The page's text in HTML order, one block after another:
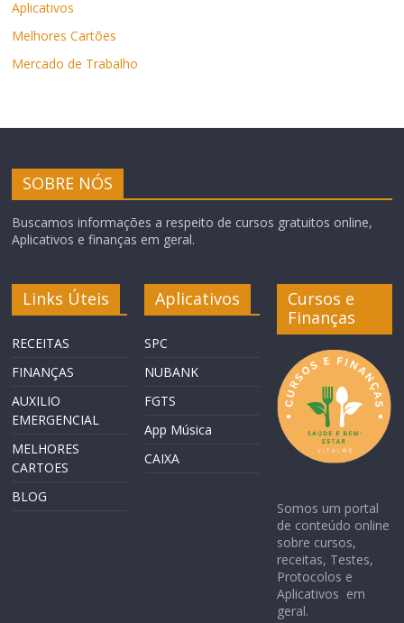
Aplicativos
Melhores Cartões
Mercado de Trabalho
SOBRE NÓS
Buscamos informações a respeito de cursos gratuitos online,
Aplicativos e finanças em geral.
Links Úteis
RECEITAS
FINANÇAS
AUXILIO
EMERGENCIAL
MELHORES
CARTOES
BLOG
Aplicativos
SPC
NUBANK
FGTS
App Música
CAIXA
Cursos e
Finanças
Somos um portal
de conteúdo online
sobre cursos,
receitas, Testes,
Protocolos e
Aplicativos em
geral.